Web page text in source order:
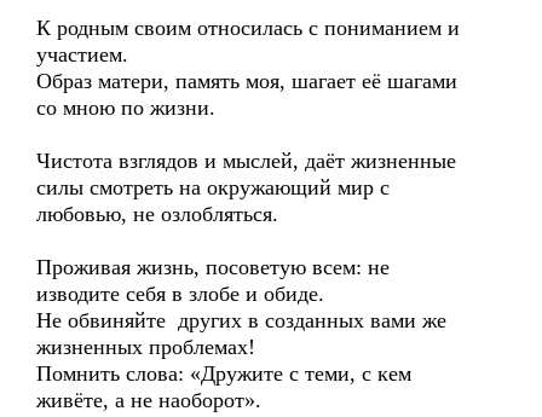
К родным своим относилась с пониманием и
участием.
Образ матери, память моя, шагает её шагами
со мною по жизни.
Чистота взглядов и мыслей, даёт жизненные
силы смотреть на окружающий мир с
любовью, не озлобляться.
Проживая жизнь, посоветую всем: не
изводите себя в злобе и обиде.
Не обвиняйте других в созданных вами же
жизненных проблемах!
Помнить слова: «Дружите с теми, с кем
живёте, а не наоборот».